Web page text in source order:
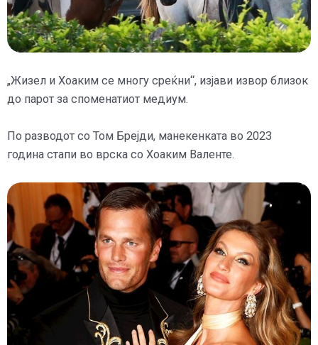
„Жизел и Хоаким се многу среќни“, изјави извор близок
до парот за споменатиот медиум.
По разводот со Том Брејди, манекенката во 2023
година стапи во врска со Хоаким Валенте.